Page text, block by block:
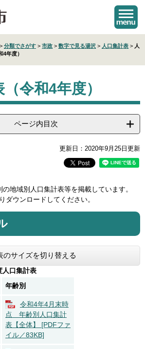
> 分類でさがす > 市政 > 数字で見る湯沢 > 人口集計表 > 人
4年度）
令和4年度）
ページ内目次
更新日：2020年9月25日更新
地域別人口集計表等を掲載しています。
ダウンロードしてください。
のサイズを切り替える
人口集計表
年齢別
令和4年4月末時
点 年齢別人口集計
表【全体】 [PDFファ
イル／83KB]